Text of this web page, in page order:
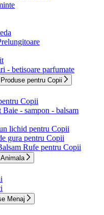
- betisoare parfumate
Produse pentru Copii
Copii
- sampon - balsam
lichid pentru Copii
gura pentru Copii
Rufe pentru Copii
Animala
Menaj